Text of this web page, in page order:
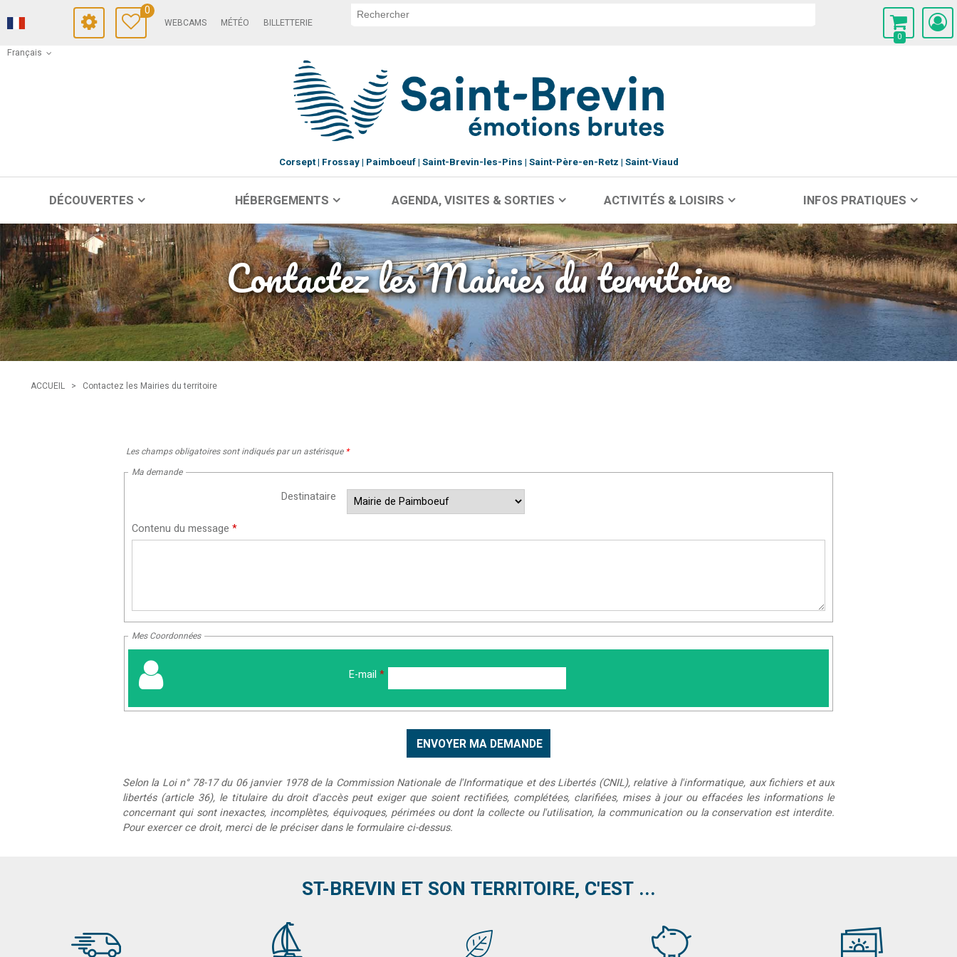
Français
0
WEBCAMS MÉTÉO BILLETTERIE
0
Corsept Frossay Paimboeuf Saint-Brevin-les-Pins Saint-Père-en-Retz Saint-Viaud
DÉCOUVERTES HÉBERGEMENTS AGENDA, VISITES & SORTIES ACTIVITÉS & LOISIRS INFOS PRATIQUES
ACCUEIL > Contactez les Mairies du territoire
Contactez les Mairies du territoire
Les champs obligatoires sont indiqués par un astérisque *
Ma demande
Destinataire
Contenu du message *
Mes Coordonnées
E-mail*
Selon la Loi n° 78-17 du 06 janvier 1978 de la Commission Nationale de l'Informatique et des Libertés (CNIL), relative à l'informatique, aux fichiers et aux
libertés (article 36), le titulaire du droit d'accès peut exiger que soient rectifiées, complétées, clarifiées, mises à jour ou effacées les informations le
concernant qui sont inexactes, incomplètes, équivoques, périmées ou dont la collecte ou l'utilisation, la communication ou la conservation est interdite.
Pour exercer ce droit, merci de le préciser dans le formulaire ci-dessus.
ST-BREVIN ET SON TERRITOIRE, C'EST ...